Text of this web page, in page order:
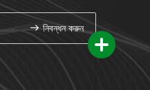
নিবন্ধন করুন